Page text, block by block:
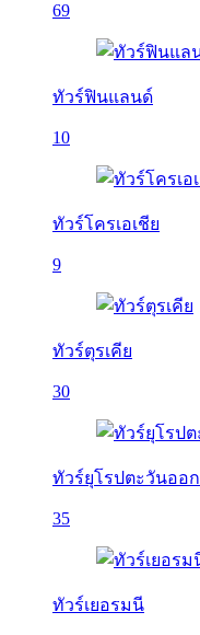
69
ทัวร์ฟินแลนด์
10
ทัวร์โครเอเชีย
9
ทัวร์ตุรเคีย
30
ทัวร์ยุโรปตะวันออก
35
ทัวร์เยอรมนี